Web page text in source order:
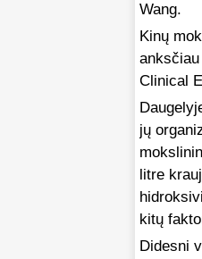
Wang.
Kinų
Clinical
jų
litre
kitų
Didesni